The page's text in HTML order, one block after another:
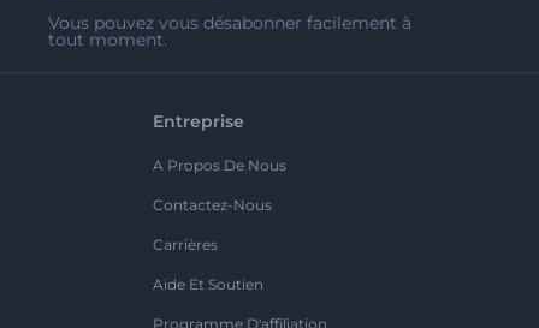
Vous pouvez vous désabonner facilement à
tout moment.
Entreprise
A Propos De Nous
Contactez-Nous
Carrières
Aide Et Soutien
Programme D'affiliation